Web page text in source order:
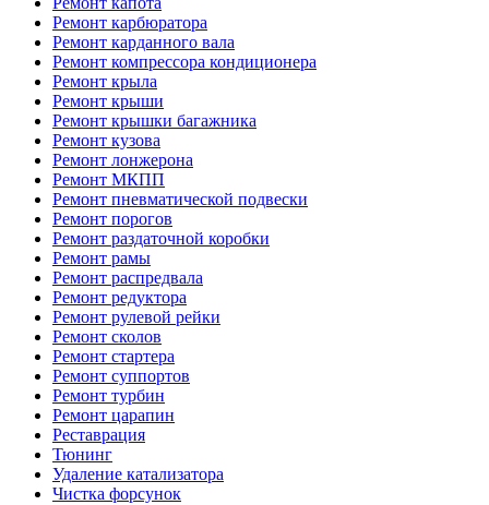
Ремонт карбюратора
Ремонт карданного вала
Ремонт компрессора кондиционера
Ремонт крыла
Ремонт крыши
Ремонт крышки багажника
Ремонт кузова
Ремонт лонжерона
Ремонт МКПП
Ремонт пневматической подвески
Ремонт порогов
Ремонт раздаточной коробки
Ремонт рамы
Ремонт распредвала
Ремонт редуктора
Ремонт рулевой рейки
Ремонт сколов
Ремонт стартера
Ремонт суппортов
Ремонт турбин
Ремонт царапин
Реставрация
Тюнинг
Удаление катализатора
Чистка форсунок